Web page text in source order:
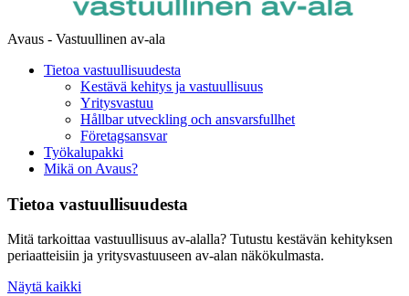
Avaus - Vastuullinen av-ala
Tietoa vastuullisuudesta
Kestävä kehitys ja vastuullisuus
Yritysvastuu
Hållbar utveckling och ansvarsfullhet
Företagsansvar
Työkalupakki
Mikä on Avaus?
Tietoa vastuullisuudesta
Mitä tarkoittaa vastuullisuus av-alalla? Tutustu kestävän kehityksen
periaatteisiin ja yritysvastuuseen av-alan näkökulmasta.
Näytä kaikki